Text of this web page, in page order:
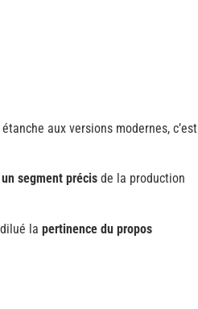
aux versions modernes, c’est
segment précis de la production
la pertinence du propos